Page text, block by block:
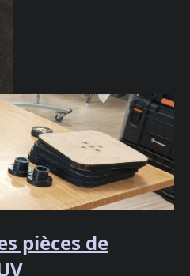
pièces de